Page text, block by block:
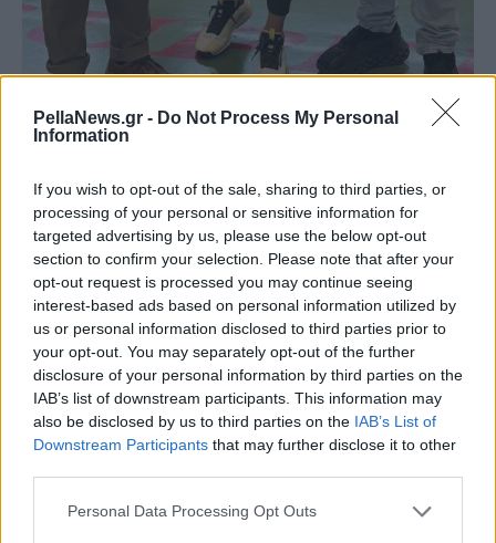
PellaNews.gr - Do Not Process My Personal
Information
If you wish to opt-out of the sale, sharing to third parties, or
processing of your personal or sensitive information for
targeted advertising by us, please use the below opt-out
section to confirm your selection. Please note that after your
opt-out request is processed you may continue seeing
interest-based ads based on personal information utilized by
us or personal information disclosed to third parties prior to
your opt-out. You may separately opt-out of the further
disclosure of your personal information by third parties on the
IAB’s list of downstream participants. This information may
also be disclosed by us to third parties on the IAB’s List of
Downstream Participants that may further disclose it to other
Personal Data Processing Opt Outs